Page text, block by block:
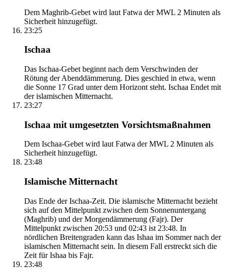
Dem Maghrib-Gebet wird laut Fatwa der MWL 2 Minuten als
Sicherheit hinzugefügt.
23:25
Ischaa
Das Ischaa-Gebet beginnt nach dem Verschwinden der
Rötung der Abenddämmerung. Dies geschied in etwa, wenn
die Sonne 17 Grad unter dem Horizont steht. Ischaa Endet mit
der islamischen Mitternacht.
23:27
Ischaa mit umgesetzten Vorsichtsmaßnahmen
Dem Ischaa-Gebet wird laut Fatwa der MWL 2 Minuten als
Sicherheit hinzugefügt.
23:48
Islamische Mitternacht
Das Ende der Ischaa-Zeit. Die islamische Mitternacht bezieht
sich auf den Mittelpunkt zwischen dem Sonnenuntergang
(Maghrib) und der Morgendämmerung (Fajr). Der
Mittelpunkt zwischen 20:53 und 02:43 ist 23:48. In
nördlichen Breitengraden kann das Ishaa im Sommer nach der
islamischen Mitternacht sein. In diesem Fall erstreckt sich die
Zeit für Ishaa bis Fajr.
23:48